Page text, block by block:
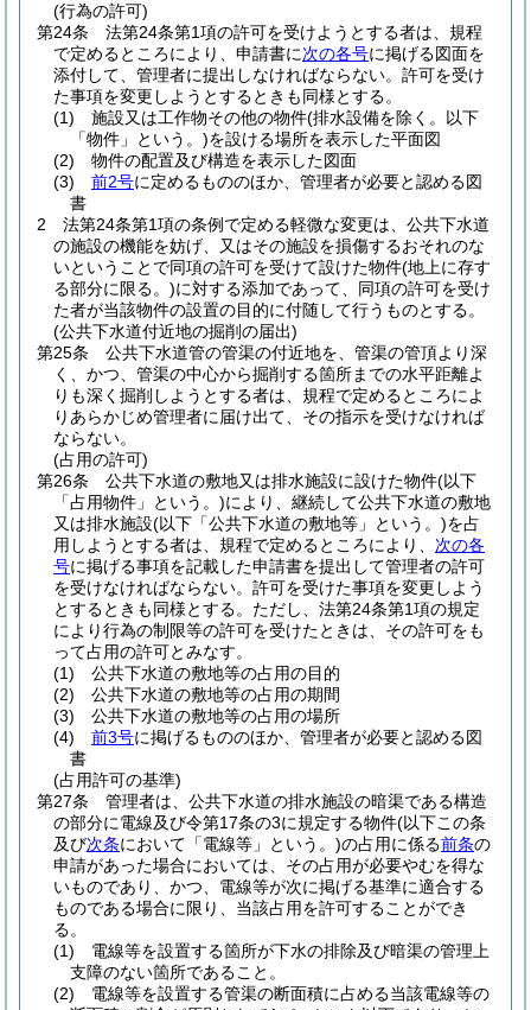
(行為の許可)
第24条
法第24条第1項の許可を受けようとする者は、規程
で定めるところにより、申請書に次の各号に掲げる図面を
添付して、管理者に提出しなければならない。 許可を受け
た事項を変更しようとするときも同様とする。
(1)
施設又は工作物その他の物件(排水設備を除く。以下
「物件」という。)を設ける場所を表示した平面図
(2)
物件の配置及び構造を表示した図面
(3)
前2号に定めるもののほか、管理者が必要と認める図
書
2
法第24条第1項の条例で定める軽微な変更は、公共下水道
の施設の機能を妨げ、又はその施設を損傷するおそれのな
いということで同項の許可を受けて設けた物件(地上に存す
る部分に限る。)に対する添加であって、同項の許可を受け
た者が当該物件の設置の目的に付随して行うものとする。
(公共下水道付近地の掘削の届出)
第25条
公共下水道管の管渠の付近地を、管渠の管頂より深
く、かつ、管渠の中心から掘削する箇所までの水平距離よ
りも深く掘削しようとする者は、規程で定めるところによ
りあらかじめ管理者に届け出て、その指示を受けなければ
ならない。
(占用の許可)
第26条
公共下水道の敷地又は排水施設に設けた物件(以下
「占用物件」という。)により、継続して公共下水道の敷地
又は排水施設(以下「公共下水道の敷地等」という。)を占
用しようとする者は、規程で定めるところにより、 次の各
号に掲げる事項を記載した申請書を提出して管理者の許可
を受けなければならない。 許可を受けた事項を変更しよう
とするときも同様とする。 ただし、法第24条第1項の規定
により行為の制限等の許可を受けたときは、その許可をも
って占用の許可とみなす。
(1)
公共下水道の敷地等の占用の目的
(2)
公共下水道の敷地等の占用の期間
(3)
公共下水道の敷地等の占用の場所
(4)
前3号に掲げるもののほか、管理者が必要と認める図
書
(占用許可の基準)
第27条
管理者は、公共下水道の排水施設の暗渠である構造
の部分に電線及び令第17条の3に規定する物件(以下この条
及び次条において「電線等」という。)の占用に係る前条の
申請があった場合においては、その占用が必要やむを得な
いものであり、かつ、電線等が次に掲げる基準に適合する
ものである場合に限り、当該占用を許可することができ
る。
(1)
電線等を設置する箇所が下水の排除及び暗渠の管理上
支障のない箇所であること。
(2)
電線等を設置する管渠の断面積に占める当該電線等の